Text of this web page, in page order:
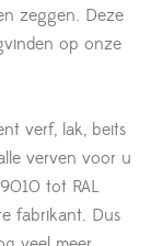
zeggen. Deze
op onze
verf, lak, beits
verven voor u
tot RAL
fabrikant. Dus